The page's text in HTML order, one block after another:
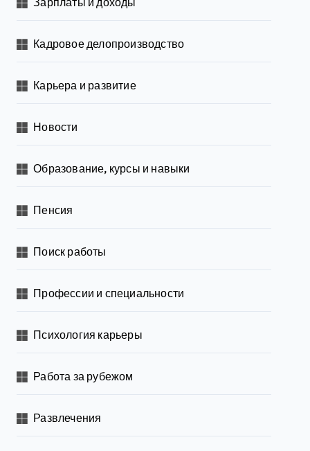
Кадровое делопроизводство
Карьера и развитие
Новости
Образование, курсы и навыки
Пенсия
Поиск работы
Профессии и специальности
Психология карьеры
Работа за рубежом
Развлечения